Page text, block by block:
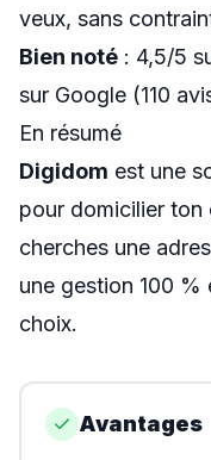
veux, sans
Bien noté : 4,5/5
sur Google (110
En résumé
Digidom est une
pour domicilier ton
cherches une
une gestion 100
choix.
Avantages